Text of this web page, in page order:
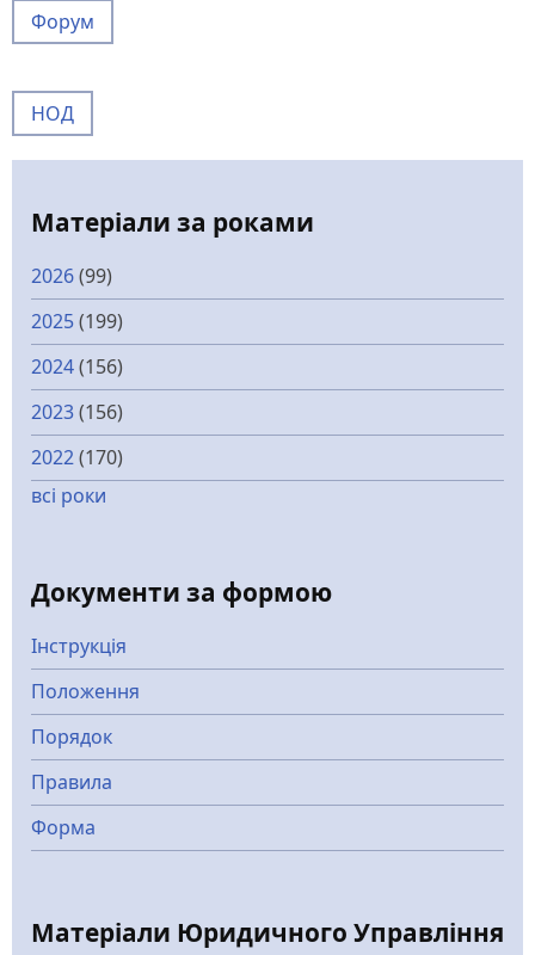
Форум
НОД
Матеріали за роками
2026(99)
2025(199)
2024(156)
2023(156)
2022(170)
всі роки
Документи за формою
Інструкція
Положення
Порядок
Правила
Форма
Матеріали Юридичного Управління